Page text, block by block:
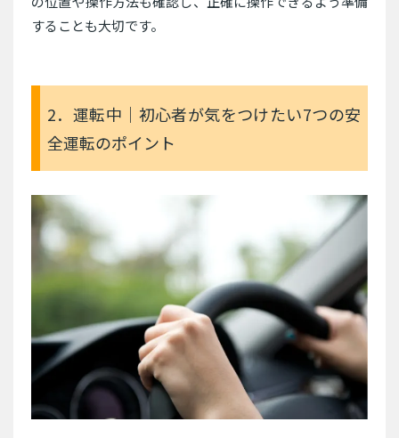
することも大切です。
2．運転中｜初心者が気をつけたい7つの安
全運転のポイント